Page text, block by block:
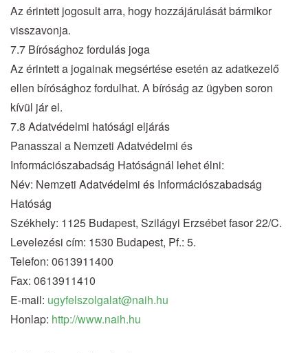
Az érintett jogosult arra, hogy hozzájárulását bármikor
visszavonja.
7.7 Bírósághoz fordulás joga
Az érintett a jogainak megsértése esetén az adatkezelő
ellen bírósághoz fordulhat. A bíróság az ügyben soron
kívül jár el.
7.8 Adatvédelmi hatósági eljárás
Panasszal a Nemzeti Adatvédelmi és
Információszabadság Hatóságnál lehet élni:
Név: Nemzeti Adatvédelmi és Információszabadság
Hatóság
Székhely: 1125 Budapest, Szilágyi Erzsébet fasor 22/C.
Levelezési cím: 1530 Budapest, Pf.: 5.
Telefon: 0613911400
Fax: 0613911410
E-mail: ugyfelszolgalat@naih.hu
Honlap: http://www.naih.hu